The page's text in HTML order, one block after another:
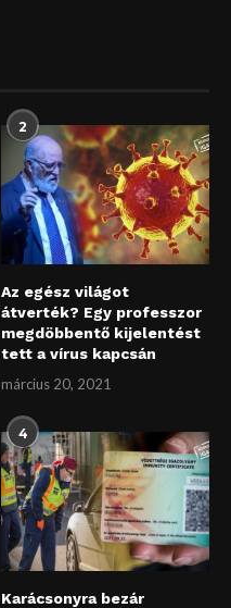
2
Az egész világot
átverték? Egy professzor
megdöbbentő kijelentést
tett a vírus kapcsán
március 20, 2021
4
Karácsonyra bezár